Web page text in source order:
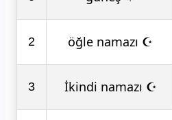
2 öğle namazı ☪
3 İkindi namazı ☪